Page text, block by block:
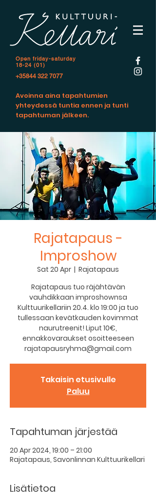
Open friday-saturday
18-24 (01)
+35844 322 7077
Avoinna aina tapahtumien
yhteydessä tuntia ennen ja tunti
tapahtuman jälkeen.
Rajatapaus -
Improshow
Sat 20 Apr
  |
Rajatapaus
Rajatapaus tuo räjähtävän
vauhdikkaan improshownsa
Kulttuurikellariin 20.4. klo 19:00 ja tuo
tullessaan kevätkauden kovimmat
naurutreenit! Liput 10€,
ennakkovaraukset osoitteeseen
rajatapausryhma@gmail.com
Takaisin etusivulle
Paluu
Tapahtuman järjestää
20 Apr 2024, 19:00 – 21:00
Rajatapaus, Savonlinnan Kulttuurikellari
Lisätietoa